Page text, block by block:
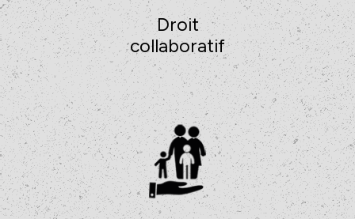
Droit
collaboratif